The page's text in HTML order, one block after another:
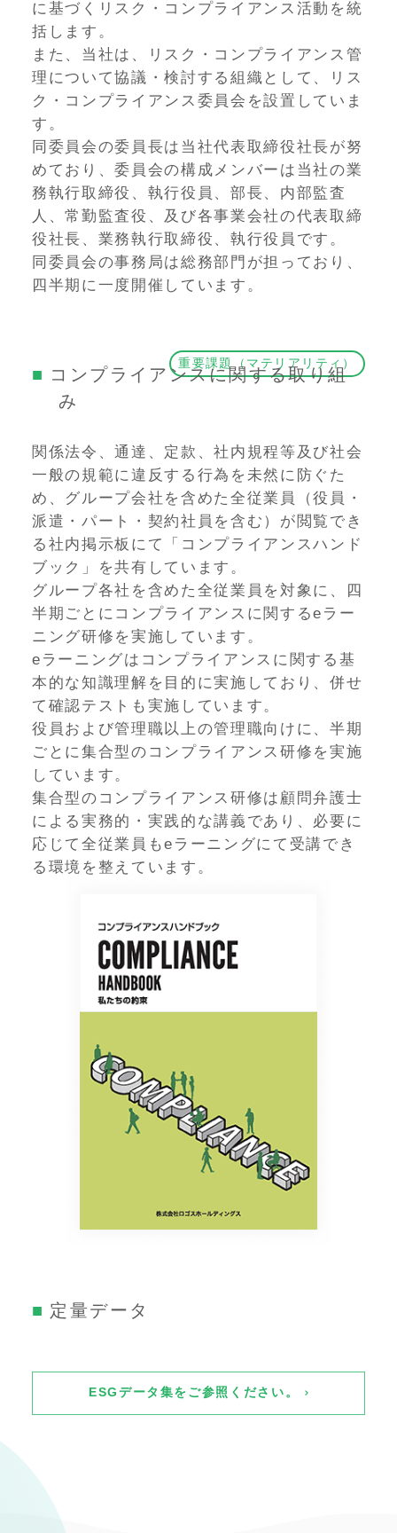
に基づくリスク・コンプライアンス活動を統
括します。
また、当社は、リスク・コンプライアンス管
理について協議・検討する組織として、リス
ク・コンプライアンス委員会を設置していま
す。
同委員会の委員長は当社代表取締役社長が努
めており、委員会の構成メンバーは当社の業
務執行取締役、執行役員、部長、内部監査
人、常勤監査役、及び各事業会社の代表取締
役社長、業務執行取締役、執行役員です。
同委員会の事務局は総務部門が担っており、
四半期に一度開催しています。
重要課題（マテリアリティ）
コンプライアンスに関する取り組
み
関係法令、通達、定款、社内規程等及び社会
一般の規範に違反する行為を未然に防ぐた
め、グループ会社を含めた全従業員（役員・
派遣・パート・契約社員を含む）が閲覧でき
る社内掲示板にて「コンプライアンスハンド
ブック」を共有しています。
グループ各社を含めた全従業員を対象に、四
半期ごとにコンプライアンスに関するeラー
ニング研修を実施しています。
eラーニングはコンプライアンスに関する基
本的な知識理解を目的に実施しており、併せ
て確認テストも実施しています。
役員および管理職以上の管理職向けに、半期
ごとに集合型のコンプライアンス研修を実施
しています。
集合型のコンプライアンス研修は顧問弁護士
による実務的・実践的な講義であり、必要に
応じて全従業員もeラーニングにて受講でき
る環境を整えています。
定量データ
ESGデータ集をご参照ください。